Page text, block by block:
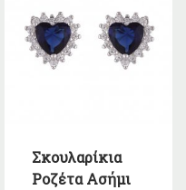
Σκουλαρίκια
Ροζέτα Ασήμι